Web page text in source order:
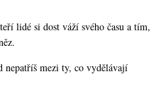
lidé si dost váží svého času a tím,
mezi ty, co vydělávají